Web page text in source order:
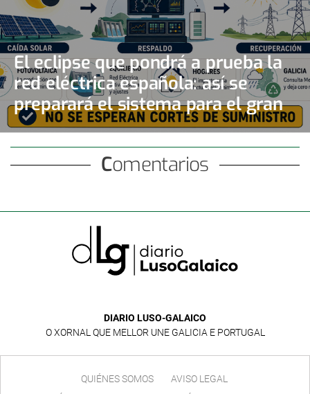
El eclipse que pondrá a prueba la
red eléctrica española: así se
preparará el sistema para el gran
apagón solar
Comentarios
DIARIO LUSO-GALAICO
O XORNAL QUE MELLOR UNE GALICIA E PORTUGAL
QUIÉNES SOMOS
AVISO LEGAL